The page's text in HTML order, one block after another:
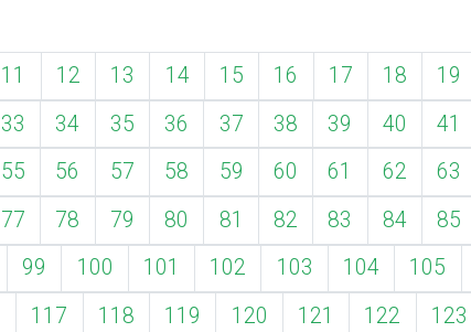
11 12 13 14 15 16 17 18 19
33 34 35 36 37 38 39 40 41
55 56 57 58 59 60 61 62 63
77 78 79 80 81 82 83 84 85
99 100 101 102 103 104 105
117 118 119 120 121 122 123